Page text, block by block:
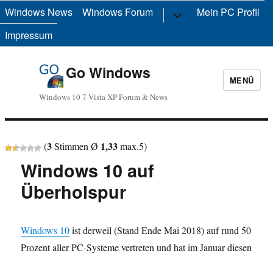
Windows News Windows Forum Untermenü
anzeigen
Mein PC Profil
Impressum
Go Windows
Windows 10 7 Vista XP Forum & News
MENÜ
(3Stimmen Ø 1,33max.5)
Windows 10 auf
Überholspur
Windows 10ist derweil (Stand Ende Mai 2018) auf rund 50
Prozent aller PC-Systeme vertreten und hat im Januar diesen